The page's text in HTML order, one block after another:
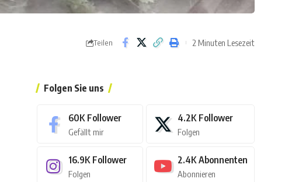
Teilen 2 Minuten Lesezeit
Folgen Sie uns
60K Follower
Gefällt mir
4.2K Follower
Folgen
16.9K Follower
Folgen
2.4K Abonnenten
Abonnieren